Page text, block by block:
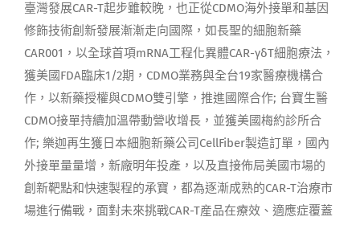
臺灣發展CAR-T起步雖較晚，也正從CDMO海外接單和基因
修飾技術創新發展漸漸走向國際，如長聖的細胞新藥
CAR001，以全球首項mRNA工程化異體CAR-γδT細胞療法，
獲美國FDA臨床1/2期，CDMO業務與全台19家醫療機構合
作，以新藥授權與CDMO雙引擎，推進國際合作; 台寶生醫
CDMO接單持續加溫帶動營收增長，並獲美國梅約診所合
作; 樂迦再生獲日本細胞新藥公司CellFiber製造訂單，國內
外接單量量增，新廠明年投產，以及直接佈局美國市場的
創新靶點和快速製程的承寶，都為逐漸成熟的CAR-T治療市
場進行備戰，面對未來挑戰CAR-T産品在療效、適應症覆蓋